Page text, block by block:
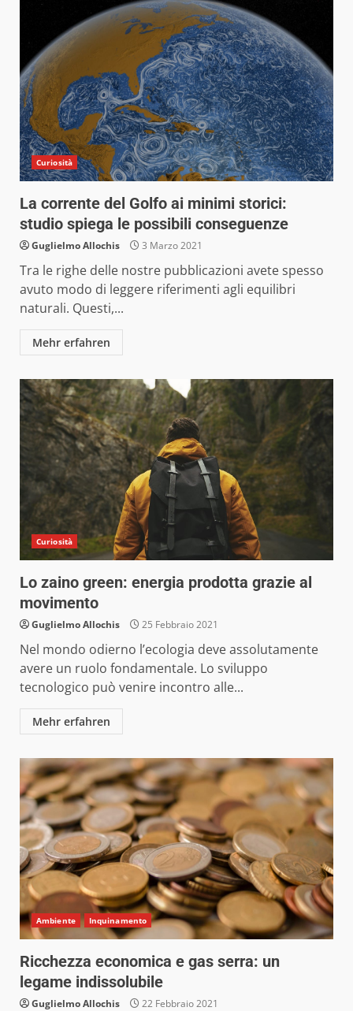
Curiosità
La corrente del Golfo ai minimi storici:
studio spiega le possibili conseguenze
Guglielmo Allochis 3 Marzo 2021
Tra le righe delle nostre pubblicazioni avete spesso
avuto modo di leggere riferimenti agli equilibri
naturali. Questi,...
Mehr erfahren
Curiosità
Lo zaino green: energia prodotta grazie al
movimento
Guglielmo Allochis 25 Febbraio 2021
Nel mondo odierno l’ecologia deve assolutamente
avere un ruolo fondamentale. Lo sviluppo
tecnologico può venire incontro alle...
Mehr erfahren
Ambiente Inquinamento
Ricchezza economica e gas serra: un
legame indissolubile
Guglielmo Allochis 22 Febbraio 2021